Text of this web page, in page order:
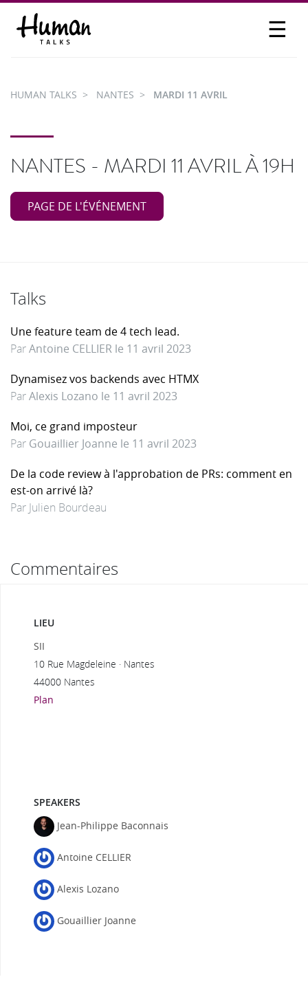
☰
PARTICIPER
HUMAN TALKS NANTES MARDI 11 AVRIL
NANTES - MARDI 11 AVRIL À 19H
PAGE DE L'ÉVÉNEMENT
Talks
Une feature team de 4 tech lead.
ParAntoine CELLIER le 11 avril 2023
Dynamisez vos backends avec HTMX
ParAlexis Lozano le 11 avril 2023
Moi, ce grand imposteur
Par Gouaillier Joanne le 11 avril 2023
De la code review à l'approbation de PRs: comment en
est-on arrivé là?
Par Julien Bourdeau
Commentaires
LIEU
SII
10 Rue Magdeleine · Nantes
44000 Nantes
Plan
SPEAKERS
Jean-Philippe Baconnais
Antoine CELLIER
Alexis Lozano
Gouaillier Joanne